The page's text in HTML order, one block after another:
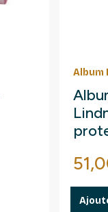
Album
Prix